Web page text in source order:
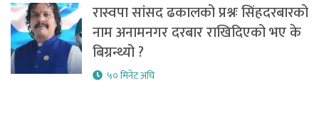
रास्वपा सांसद ढकालको प्रश्नः सिंहदरबारको
नाम अनामनगर दरबार राखिदिएको भए के
बिग्रन्थ्यो ?
५० मिनेट अघि